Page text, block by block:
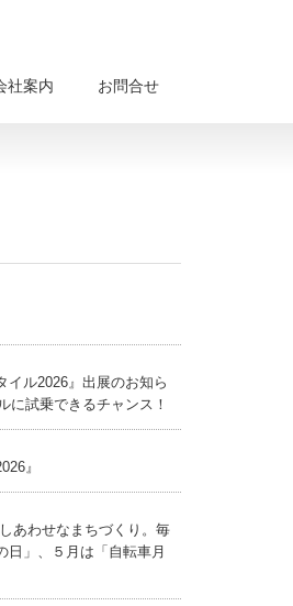
社案内 お問合せ
イル2026』出展のお知ら
に試乗できるチャンス！
』
あわせなまちづくり。毎
日」、５月は「自転車月